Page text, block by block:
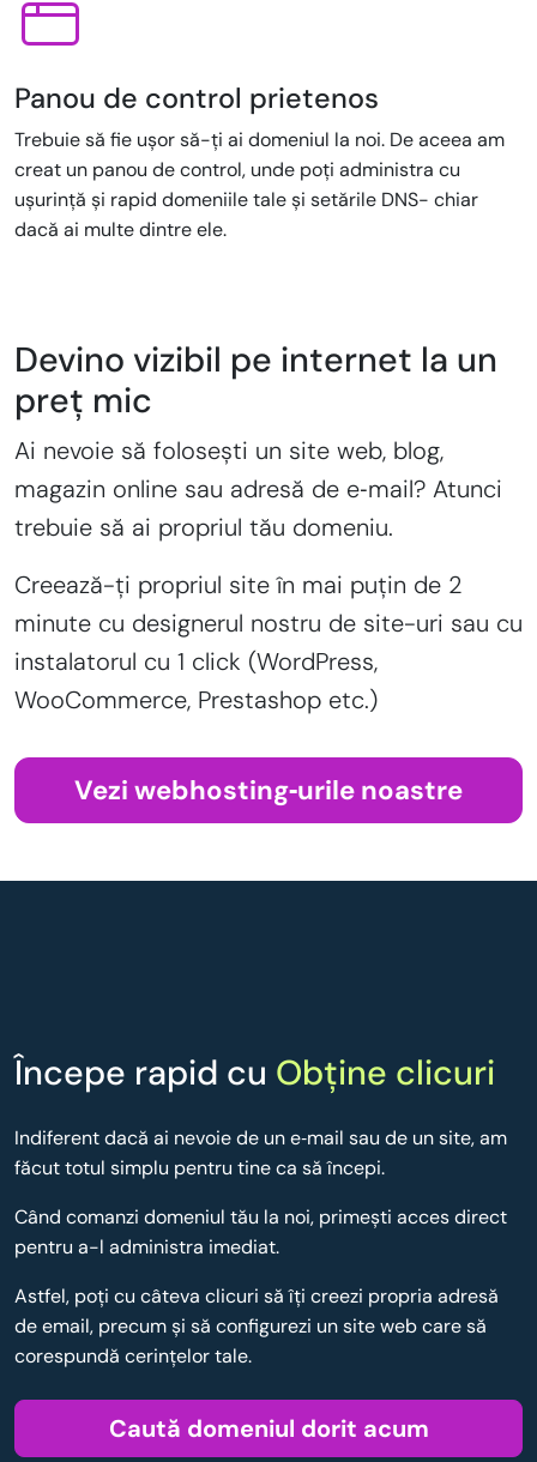
Panou de control prietenos
Trebuie să fie ușor să-ți ai domeniul la noi. De aceea am
creat un panou de control, unde poți administra cu
ușurință și rapid domeniile tale și setările DNS- chiar
dacă ai multe dintre ele.
Devino vizibil pe internet la un
preț mic
Ai nevoie să folosești un site web, blog,
magazin online sau adresă de e‑mail? Atunci
trebuie să ai propriul tău domeniu.
Creează-ți propriul site în mai puțin de 2
minute cu designerul nostru de site-uri sau cu
instalatorul cu 1 click (WordPress,
WooCommerce, Prestashop etc.)
Vezi webhosting‑urile noastre
Începe rapid cu Obține clicuri
Indiferent dacă ai nevoie de un e‑mail sau de un site, am
făcut totul simplu pentru tine ca să începi.
Când comanzi domeniul tău la noi, primești acces direct
pentru a-l administra imediat.
Astfel, poţi cu câteva clicuri să îţi creezi propria adresă
de email, precum şi să configurezi un site web care să
corespundă cerinţelor tale.
Caută domeniul dorit acum